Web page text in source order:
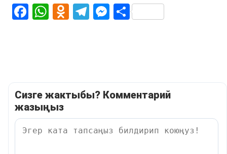
Facebook
WhatsApp
Odnoklassniki
Telegram
Messenger
Share
Сизге жактыбы? Комментарий
жазыңыз